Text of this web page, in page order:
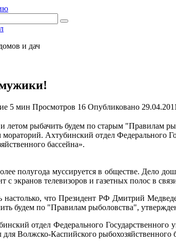
и дач
5 мин Просмотров 16 Опубликовано 29.04.2011
летом рыбачить будем по старым "Правилам
мораторий. Ахтубинский отдел Федерального
бассейна».
полугода муссируется в обществе. Дело
с экранов телевизоров и газетных полос в
настолько, что Президент РФ Дмитрий
будем по "Правилам рыболовства",
отдел Федерального
Волжско-Каспийского рыбохозяйственного